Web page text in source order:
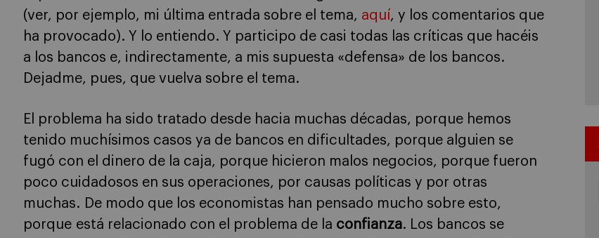
(ver, por ejemplo, mi última entrada sobre el tema, aquí, y los comentarios que
ha provocado). Y lo entiendo. Y participo de casi todas las críticas que hacéis
a los bancos e, indirectamente, a mis supuesta «defensa» de los bancos.
Dejadme, pues, que vuelva sobre el tema.
El problema ha sido tratado desde hacia muchas décadas, porque hemos
tenido muchísimos casos ya de bancos en dificultades, porque alguien se
fugó con el dinero de la caja, porque hicieron malos negocios, porque fueron
poco cuidadosos en sus operaciones, por causas políticas y por otras
muchas. De modo que los economistas han pensado mucho sobre esto,
porque está relacionado con el problema de la confianza. Los bancos se